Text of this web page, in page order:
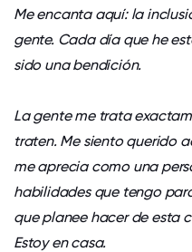
Me encanta aquí: la
gente. Cada día que he
sido una bendición.
La gente me trata
traten. Me siento querido
me aprecia como una
habilidades que tengo
que planee hacer de esta
Estoy en casa.